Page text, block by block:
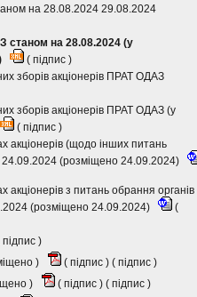
на 28.08.2024 29.08.2024
станом на 28.08.2024 (у
( підпис )
зборів акціонерів ПРАТ ОДАЗ
зборів акціонерів ПРАТ ОДАЗ (у
( підпис )
акціонерів (щодо інших питань
(розміщено 24.09.2024)
з питань обрання органів
(розміщено 24.09.2024)
(
підпис )
)
( підпис ) ( підпис )
)
( підпис ) ( підпис )